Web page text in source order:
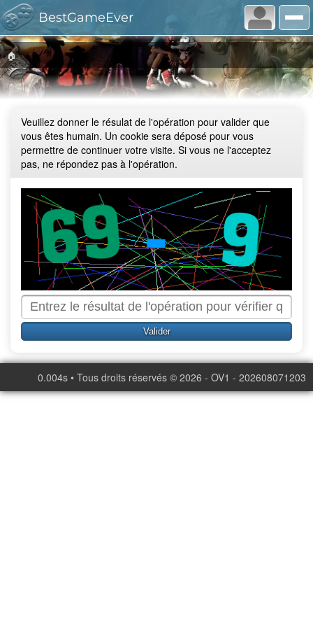
BestGameEver
🏠
Veuillez donner le résulat de l'opération pour valider que
vous êtes humain. Un cookie sera déposé pour vous
permettre de continuer votre visite. Si vous ne l'acceptez
pas, ne répondez pas à l'opération.
0.004s • Tous droits réservés © 2026 - OV1 - 202608071203